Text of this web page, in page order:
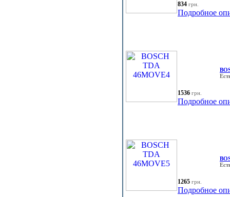
834 грн.
Подробное
1536 грн.
Подробное
1265 грн.
Подробное